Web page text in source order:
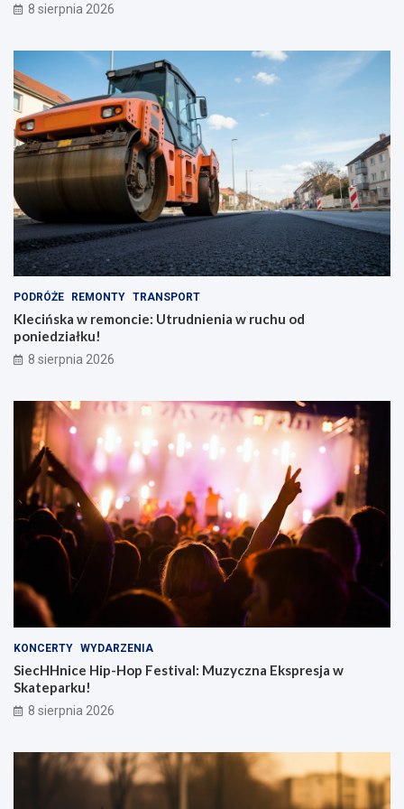
d
n
y
m
p
l
e
c
a
k
e
m
e
e
k
t
y
w
y
!
8 sierpnia 2026
PODRÓŻE REMONTY TRANSPORT
Klecińska w remoncie: Utrudnienia w ruchu od
poniedziałku!
8 sierpnia 2026
KONCERTY WYDARZENIA
SiecHHnice Hip-Hop Festival: Muzyczna Ekspresja w
Skateparku!
8 sierpnia 2026